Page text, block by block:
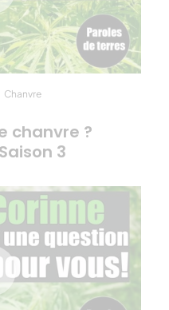
Chanvre
chanvre ?
3